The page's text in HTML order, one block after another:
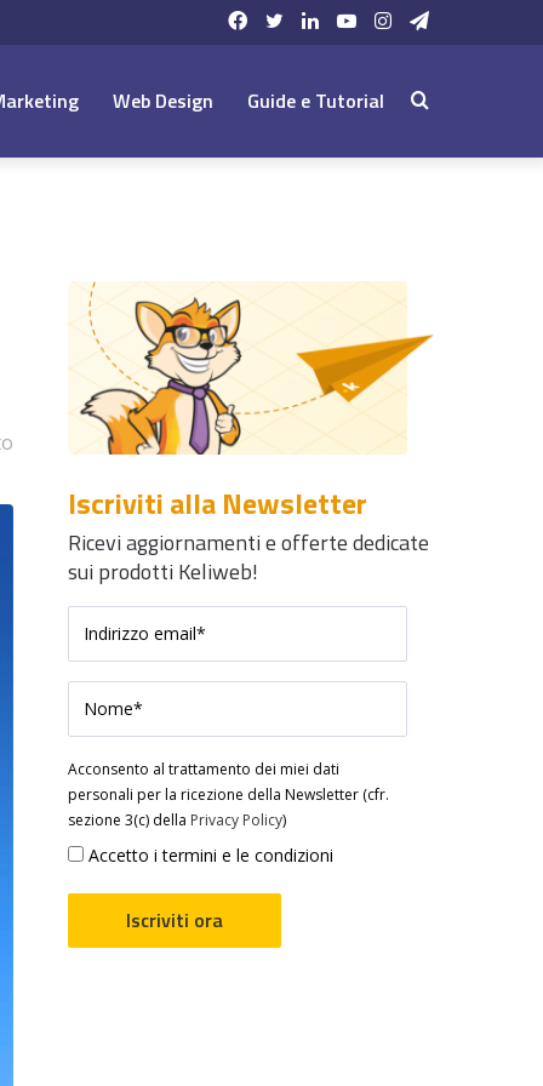
Telegram
Instagram
YouTube
LinkedIn
Twitter
Facebook
Web Design Guide e Tutorial Cerca:
Iscriviti alla Newsletter
Ricevi aggiornamenti e offerte dedicate
sui prodotti Keliweb!
Acconsento al trattamento dei miei dati
personali per la ricezione della Newsletter (cfr.
sezione 3(c) della Privacy Policy)
Accetto i termini e le condizioni